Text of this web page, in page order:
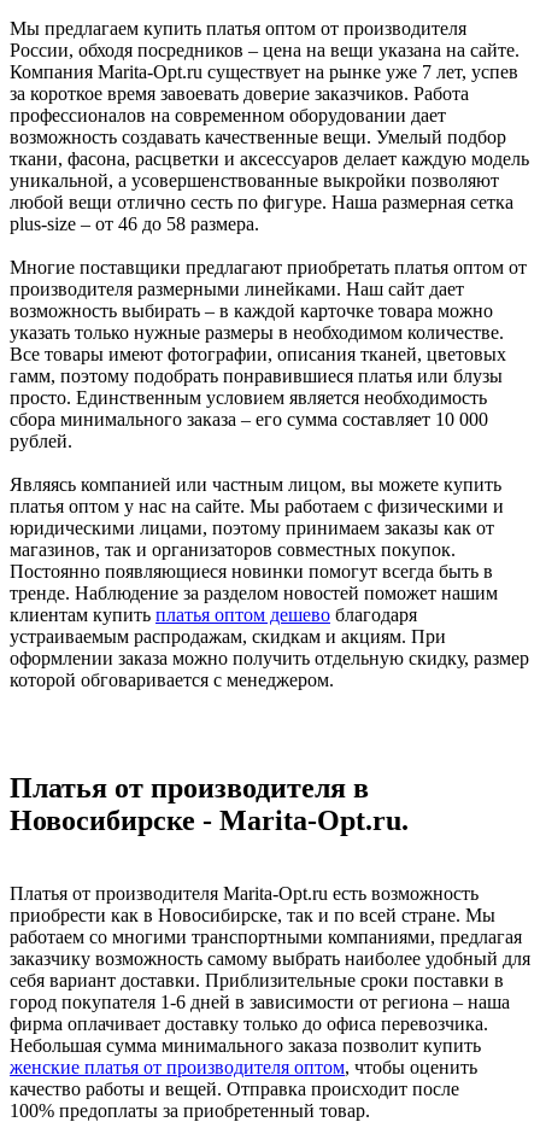
Мы предлагаем купить платья оптом от производителя
России, обходя посредников – цена на вещи указана на сайте.
Компания Marita-Opt.ru существует на рынке уже 7 лет, успев
за короткое время завоевать доверие заказчиков. Работа
профессионалов на современном оборудовании дает
возможность создавать качественные вещи. Умелый подбор
ткани, фасона, расцветки и аксессуаров делает каждую модель
уникальной, а усовершенствованные выкройки позволяют
любой вещи отлично сесть по фигуре. Наша размерная сетка
plus-size – от 46 до 58 размера.
Многие поставщики предлагают приобретать платья оптом от
производителя размерными линейками. Наш сайт дает
возможность выбирать – в каждой карточке товара можно
указать только нужные размеры в необходимом количестве.
Все товары имеют фотографии, описания тканей, цветовых
гамм, поэтому подобрать понравившиеся платья или блузы
просто. Единственным условием является необходимость
сбора минимального заказа – его сумма составляет 10 000
рублей.
Являясь компанией или частным лицом, вы можете купить
платья оптом у нас на сайте. Мы работаем с физическими и
юридическими лицами, поэтому принимаем заказы как от
магазинов, так и организаторов совместных покупок.
Постоянно появляющиеся новинки помогут всегда быть в
тренде. Наблюдение за разделом новостей поможет нашим
клиентам купить платья оптом дешево благодаря
устраиваемым распродажам, скидкам и акциям. При
оформлении заказа можно получить отдельную скидку, размер
которой обговаривается с менеджером.
Платья от производителя в
Новосибирске - Marita-Opt.ru.
Платья от производителя Marita-Opt.ru есть возможность
приобрести как в Новосибирске, так и по всей стране. Мы
работаем со многими транспортными компаниями, предлагая
заказчику возможность самому выбрать наиболее удобный для
себя вариант доставки. Приблизительные сроки поставки в
город покупателя 1-6 дней в зависимости от региона – наша
фирма оплачивает доставку только до офиса перевозчика.
Небольшая сумма минимального заказа позволит купить
женские платья от производителя оптом, чтобы оценить
качество работы и вещей. Отправка происходит после
100% предоплаты за приобретенный товар.